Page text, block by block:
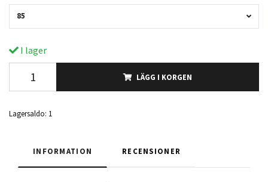
85
I lager
LÄGG I KORGEN
Lagersaldo: 1
INFORMATION RECENSIONER